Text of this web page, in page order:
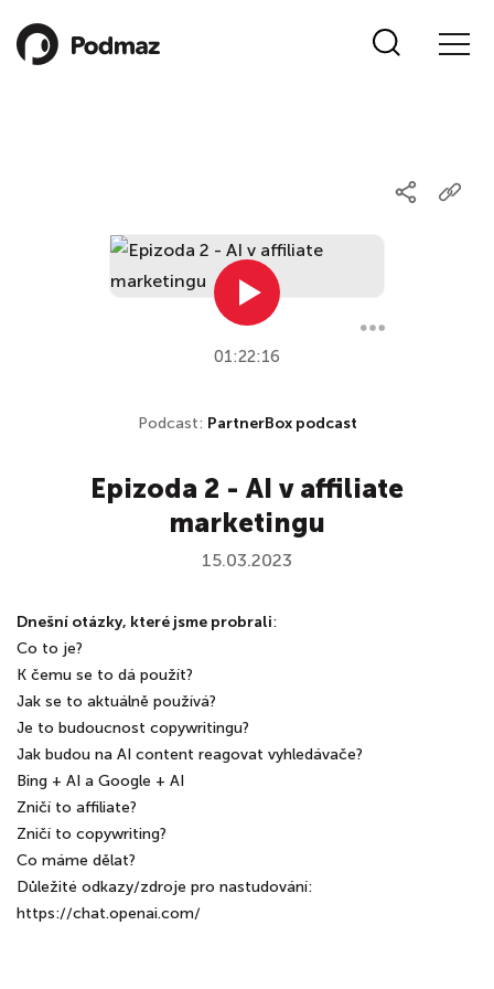
01:22:16
Podcast: PartnerBox podcast
Epizoda 2 - AI v affiliate
marketingu
15.03.2023
Dnešní otázky, které jsme probrali:
Co to je?
K čemu se to dá použít?
Jak se to aktuálně používá?
Je to budoucnost copywritingu?
Jak budou na AI content reagovat vyhledávače?
Bing + AI a Google + AI
Zničí to affiliate?
Zničí to copywriting?
Co máme dělat?
Důležité odkazy/zdroje pro nastudování:
https://chat.openai.com/